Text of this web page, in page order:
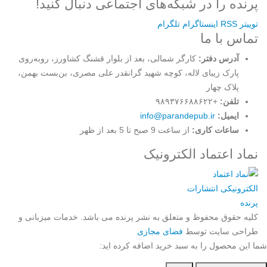
پرنده را در شبکه‌های اجتماعی دنبال کنید!
توییتر RSS اینستاگرام تلگرام
تماس با ما
آدرس دفتر: کارگر شمالی، بعد از بلوار قشنگ کشاورز، روبه‌روی
پارک زیبای لاله، کوچه شهید گرانقدر علی مصری، بن‌بست بهمن،
پلاک چهار
تلفن: +۹۸۹۳۷۶۶۸۸۶۲۲
ایمیل: info@parandepub.ir
ساعات کاری: از ساعت 9 صبح تا 5 بعد از ظهر
نماد اعتماد الکترونیک
کلیه حقوق محفوظ و متعلق به نشر پرنده می باشد. خدمات میزبانی و
طراحی سایت توسط فضای مجازی
شما این محصول را به سبد خرید اضافه کرده اید: